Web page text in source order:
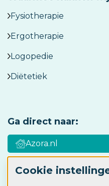
Cookie
Fysiotherapie
Ergotherapie
Logopedie
Diëtetiek
Ga direct naar:
Azora.nl
Azora Academy